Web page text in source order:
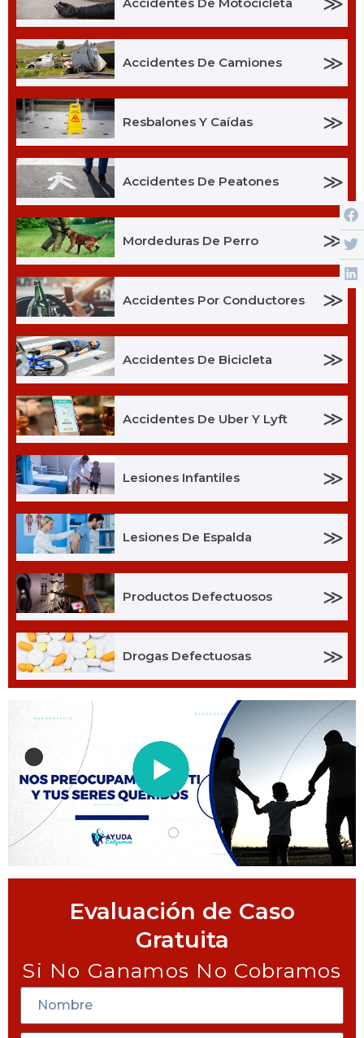
Accidentes De Motocicleta
Accidentes De Camiones ≫
Resbalones Y Caídas ≫
Accidentes De Peatones ≫
Mordeduras De Perro ≫
Accidentes Por Conductores ≫
Accidentes De Bicicleta ≫
Accidentes De Uber Y Lyft ≫
Lesiones Infantiles ≫
Lesiones De Espalda ≫
Productos Defectuosos ≫
Drogas Defectuosas ≫
Evaluación de Caso
Gratuita
Si No Ganamos No Cobramos